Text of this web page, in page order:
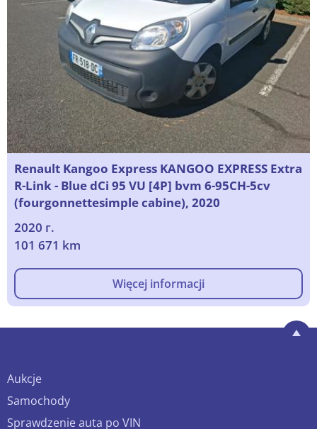
Renault Kangoo Express KANGOO EXPRESS Extra
R-Link - Blue dCi 95 VU [4P] bvm 6-95CH-5cv
(fourgonnettesimple cabine), 2020
2020 г.
101 671 km
Więcej informacji
Aukcje
Samochody
Sprawdzenie auta po VIN